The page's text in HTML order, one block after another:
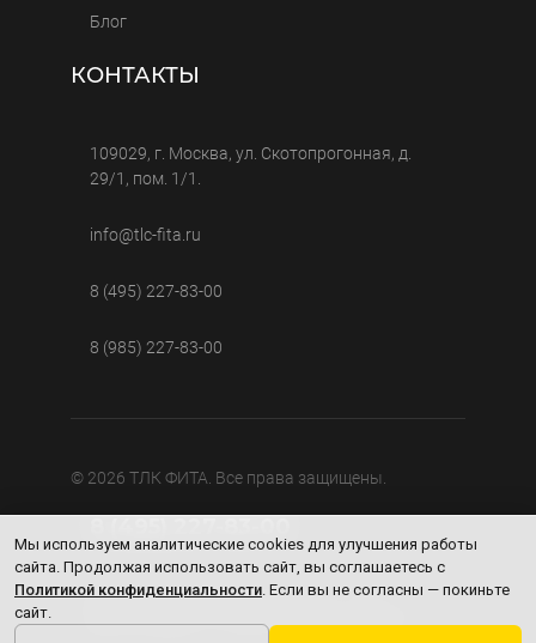
Блог
КОНТАКТЫ
109029, г. Москва, ул. Скотопрогонная, д.
29/1, пом. 1/1.
info@tlc-fita.ru
8 (495) 227-83-00
8 (985) 227-83-00
© 2026 ТЛК ФИТА. Все права защищены.
Информация, представленная на сайте, носит
исключительно справочный характер и не является
Окончательные цены, технические характеристики и
Мы используем аналитические cookies для улучшения работы
сайта. Продолжая использовать сайт, вы соглашаетесь с
Политикой конфиденциальности. Если вы не согласны — покиньте
сайт.